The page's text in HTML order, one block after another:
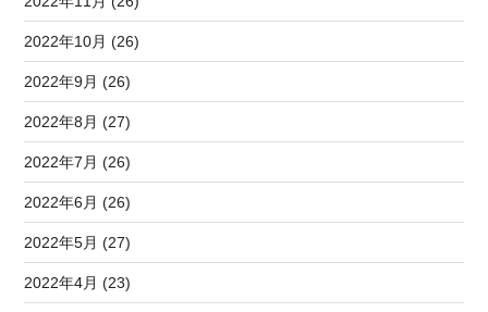
2022年10月 (26)
2022年9月 (26)
2022年8月 (27)
2022年7月 (26)
2022年6月 (26)
2022年5月 (27)
2022年4月 (23)